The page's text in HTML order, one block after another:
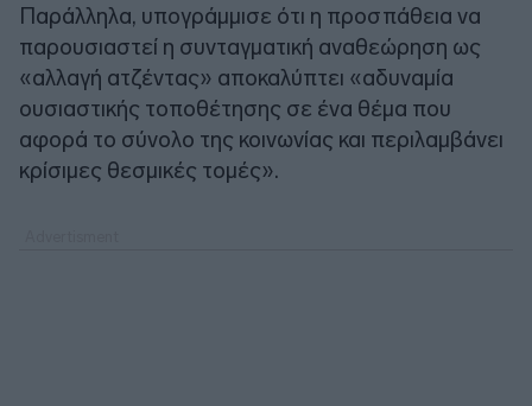
Παράλληλα, υπογράμμισε ότι η προσπάθεια να
παρουσιαστεί η συνταγματική αναθεώρηση ως
«αλλαγή ατζέντας» αποκαλύπτει «αδυναμία
ουσιαστικής τοποθέτησης σε ένα θέμα που
αφορά το σύνολο της κοινωνίας και περιλαμβάνει
κρίσιμες θεσμικές τομές».